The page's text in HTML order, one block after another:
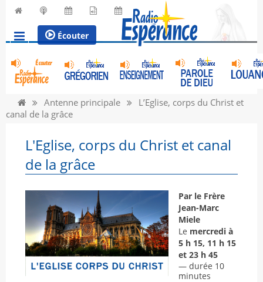
Écouter
Antenne principale
L’Eglise, corps du Christ et
canal de la grâce
L'Eglise, corps du Christ et canal
de la grâce
Par le Frère
Jean-Marc
Miele
Le mercredi à
5 h 15, 11 h 15
et 23 h 45
— durée 10
minutes